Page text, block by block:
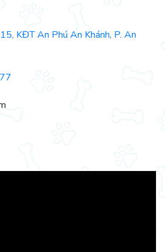
KĐT An Phú An Khánh, P. An